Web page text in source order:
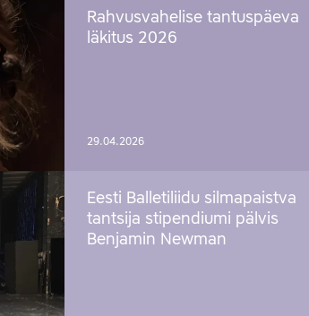
Rahvusvahelise tantuspäeva
läkitus 2026
29.04.2026
Eesti Balletiliidu silmapaistva
tantsija stipendiumi pälvis
Benjamin Newman